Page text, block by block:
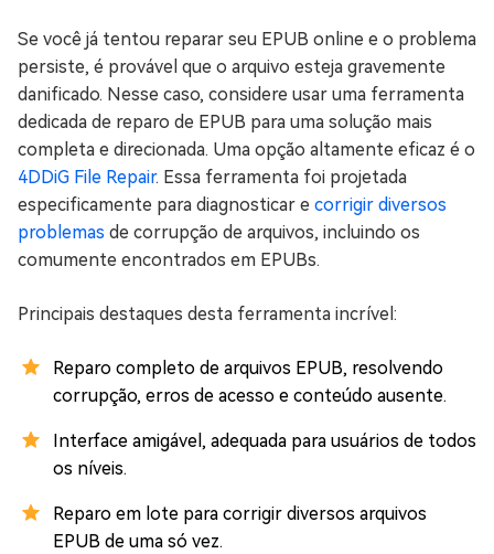
Se você já tentou reparar seu EPUB online e o problema
persiste, é provável que o arquivo esteja gravemente
danificado. Nesse caso, considere usar uma ferramenta
dedicada de reparo de EPUB para uma solução mais
completa e direcionada. Uma opção altamente eficaz é o
4DDiG File Repair. Essa ferramenta foi projetada
especificamente para diagnosticar e corrigir diversos
problemas de corrupção de arquivos, incluindo os
comumente encontrados em EPUBs.
Principais destaques desta ferramenta incrível:
Reparo completo de arquivos EPUB, resolvendo
corrupção, erros de acesso e conteúdo ausente.
Interface amigável, adequada para usuários de todos
os níveis.
Reparo em lote para corrigir diversos arquivos
EPUB de uma só vez.